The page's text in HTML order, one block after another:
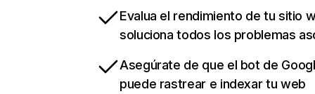
Evalua el rendimiento de tu sitio
soluciona todos los problemas
Asegúrate de que el bot de
puede rastrear e indexar tu web